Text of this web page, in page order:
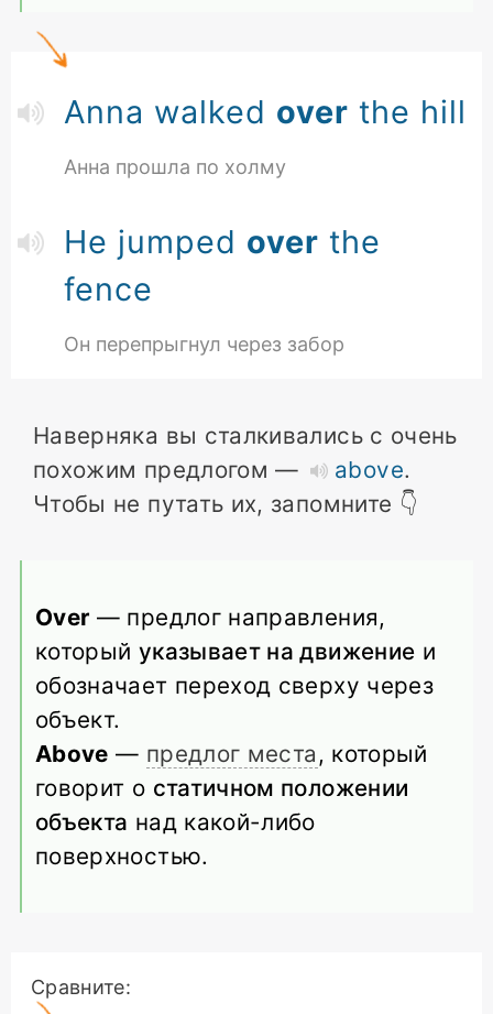
Anna walked over the hill
Анна прошла по холму
He jumped over the
fence
Он перепрыгнул через забор
Наверняка вы сталкивались с очень
похожим предлогом —
above.
Чтобы не путать их, запомните 👇
Over — предлог направления,
который указывает на движение и
обозначает переход сверху через
объект.
Above — предлог места , который
говорит о статичном положении
объекта над какой-либо
поверхностью.
Сравните: